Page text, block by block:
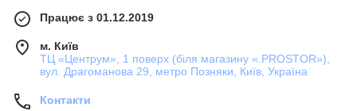
Працює з 01.12.2019
м. Київ
ТЦ «Центрум», 1 поверх (біля магазину «.PROSTOR»),
вул. Драгоманова 29, метро Позняки, Київ, Україна
Контакти